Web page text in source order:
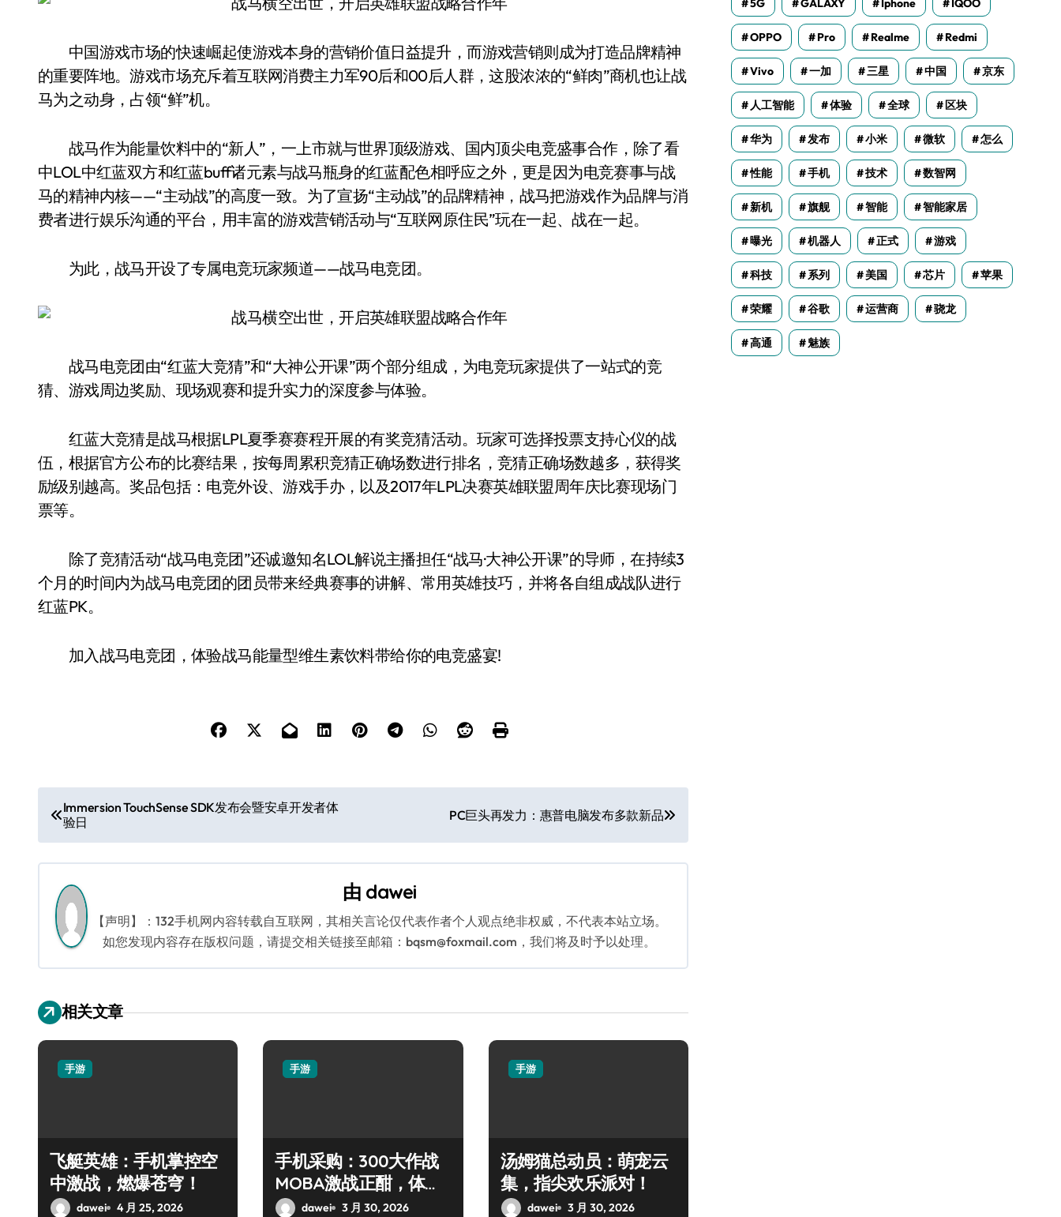
中国游戏市场的快速崛起使游戏本身的营销价值日益提升，而游戏营销则成为打造品牌精神
的重要阵地。游戏市场充斥着互联网消费主力军90后和00后人群，这股浓浓的“鲜肉”商机也让战
马为之动身，占领“鲜”机。
战马作为能量饮料中的“新人”，一上市就与世界顶级游戏、国内顶尖电竞盛事合作，除了看
中LOL中红蓝双方和红蓝buff诸元素与战马瓶身的红蓝配色相呼应之外，更是因为电竞赛事与战
马的精神内核——“主动战”的高度一致。为了宣扬“主动战”的品牌精神，战马把游戏作为品牌与消
费者进行娱乐沟通的平台，用丰富的游戏营销活动与“互联网原住民”玩在一起、战在一起。
为此，战马开设了专属电竞玩家频道——战马电竞团。
战马电竞团由“红蓝大竞猜”和“大神公开课”两个部分组成，为电竞玩家提供了一站式的竞
猜、游戏周边奖励、现场观赛和提升实力的深度参与体验。
红蓝大竞猜是战马根据LPL夏季赛赛程开展的有奖竞猜活动。玩家可选择投票支持心仪的战
伍，根据官方公布的比赛结果，按每周累积竞猜正确场数进行排名，竞猜正确场数越多，获得奖
励级别越高。奖品包括：电竞外设、游戏手办，以及2017年LPL决赛英雄联盟周年庆比赛现场门
票等。
除了竞猜活动“战马电竞团”还诚邀知名LOL解说主播担任“战马·大神公开课”的导师，在持续3
个月的时间内为战马电竞团的团员带来经典赛事的讲解、常用英雄技巧，并将各自组成战队进行
红蓝PK。
加入战马电竞团，体验战马能量型维生素饮料带给你的电竞盛宴!
文
章
导
航
Immersion TouchSense SDK发布会暨安卓开发者体
验日
PC巨头再发力：惠普电脑发布多款新品
由 dawei
【声明】：132手机网内容转载自互联网，其相关言论仅代表作者个人观点绝非权威，不代表本站立场。
如您发现内容存在版权问题，请提交相关链接至邮箱：bqsm@foxmail.com，我们将及时予以处理。
相关文章
手游
飞艇英雄：手机掌控空
中激战，燃爆苍穹！
dawei 4 月 25, 2026
手游
手机采购：300大作战
MOBA激战正酣，体验
官邀你畅玩！
dawei 3 月 30, 2026
手游
汤姆猫总动员：萌宠云
集，指尖欢乐派对！
dawei 3 月 30, 2026
5G GALAXY Iphone IQOO
OPPO Pro Realme Redmi
Vivo 一加 三星 中国 京东
人工智能 体验 全球 区块
华为 发布 小米 微软 怎么
性能 手机 技术 数智网
新机 旗舰 智能 智能家居
曝光 机器人 正式 游戏
科技 系列 美国 芯片 苹果
荣耀 谷歌 运营商 骁龙
高通 魅族